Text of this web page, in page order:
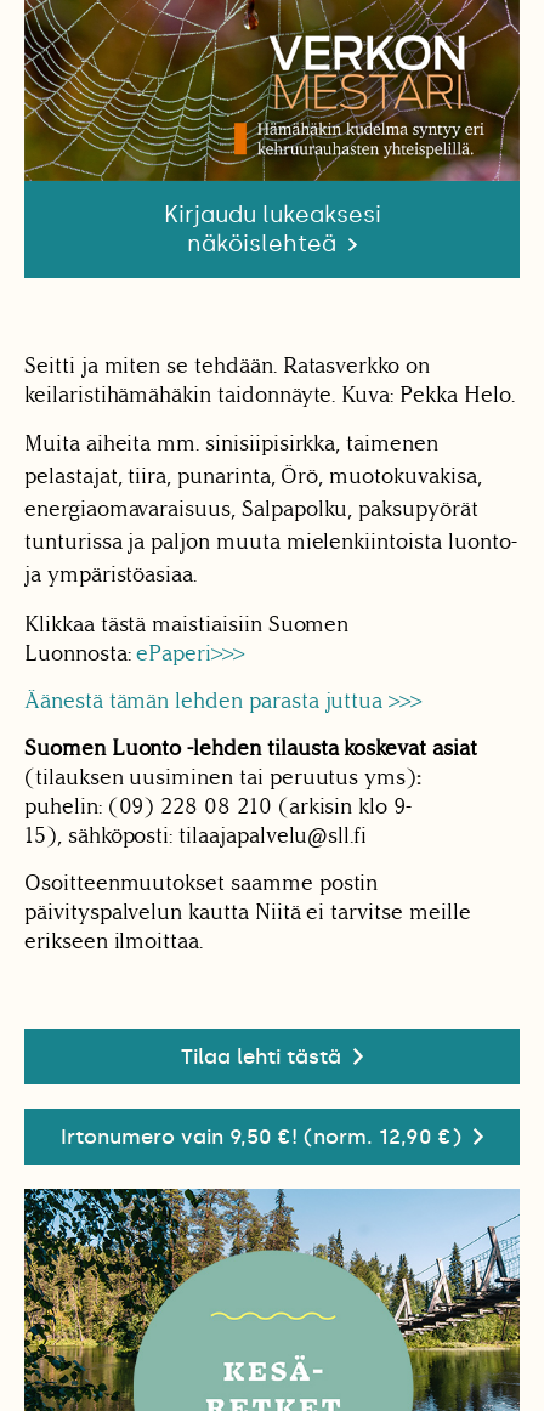
Kirjaudu lukeaksesi
näköislehteä
Seitti ja miten se tehdään. Ratasverkko on
keilaristihämähäkin taidonnäyte. Kuva: Pekka Helo.
Muita aiheita mm. sinisiipisirkka, taimenen
pelastajat, tiira, punarinta, Örö, muotokuvakisa,
energiaomavaraisuus, Salpapolku, paksupyörät
tunturissa ja paljon muuta mielenkiintoista luonto-
ja ympäristöasiaa.
Klikkaa tästä maistiaisiin Suomen
Luonnosta:ePaperi>>>
Äänestä tämän lehden parasta juttua >>>
Suomen Luonto -lehden tilausta koskevat asiat
(tilauksen uusiminen tai peruutus yms):
puhelin: (09) 228 08 210 (arkisin klo 9-
15), sähköposti: tilaajapalvelu@sll.fi
Osoitteenmuutokset saamme postin
päivityspalvelun kautta Niitä ei tarvitse meille
erikseen ilmoittaa.
Tilaa lehti tästä
Irtonumero vain 9,50 €! (norm. 12,90 €)